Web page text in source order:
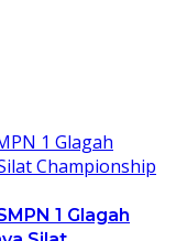
1 Glagah